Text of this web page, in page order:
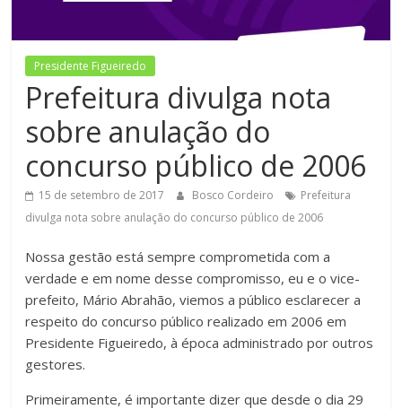
Figueiredo
Presidente Figueiredo
Prefeitura divulga nota
sobre anulação do
concurso público de 2006
15 de setembro de 2017 Bosco Cordeiro
Prefeitura
divulga nota sobre anulação do concurso público de 2006
Nossa gestão está sempre comprometida com a
verdade e em nome desse compromisso, eu e o vice-
prefeito, Mário Abrahão, viemos a público esclarecer a
respeito do concurso público realizado em 2006 em
Presidente Figueiredo, à época administrado por outros
gestores.
Primeiramente, é importante dizer que desde o dia 29